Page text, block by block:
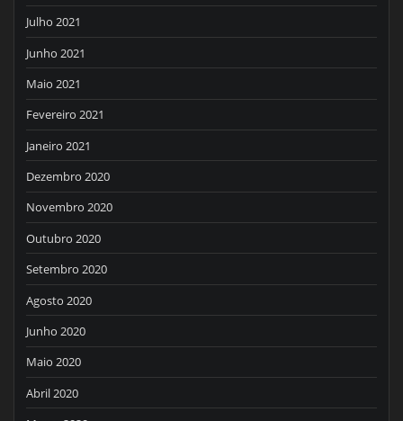
Julho 2021
Junho 2021
Maio 2021
Fevereiro 2021
Janeiro 2021
Dezembro 2020
Novembro 2020
Outubro 2020
Setembro 2020
Agosto 2020
Junho 2020
Maio 2020
Abril 2020